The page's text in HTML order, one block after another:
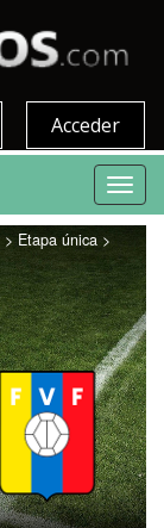
Acceder
Etapa única >